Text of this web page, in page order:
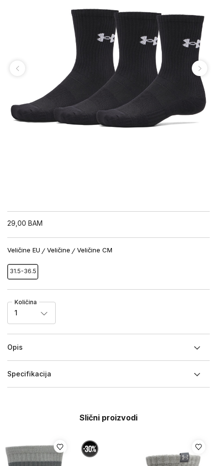
29,00 BAM
Veličine EU Veličine Veličine CM
31.5-36.5
Količina
1
Opis
Specifikacija
Slični proizvodi